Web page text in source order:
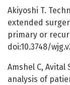
Akiyoshi T.
extended
primary or
doi:10.3748/
Amshel C, Avital
analysis of